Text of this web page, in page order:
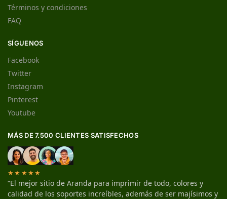
Términos y condiciones
FAQ
SÍGUENOS
Facebook
Twitter
Instagram
Pinterest
Youtube
MÁS DE 7.500 CLIENTES SATISFECHOS
★★★★★
“El mejor sitio de Aranda para imprimir de todo, colores y
calidad de los soportes increíbles, además de ser majísimos y